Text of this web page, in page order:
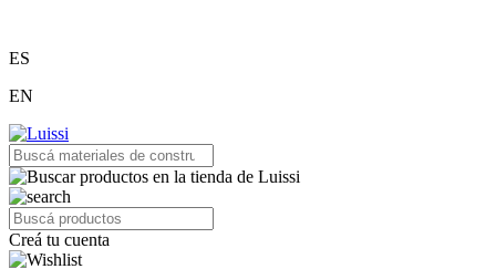
ES
EN
Creá tu cuenta